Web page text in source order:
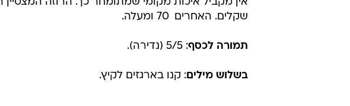
שקלים. האחרים  70 ומעלה.
תמורה לכסף: 5/5 (נדירה).
בשלוש מילים: קנו בארגזים לקיץ.